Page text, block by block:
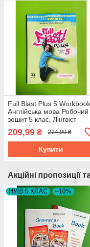
Full Blast Plus 5 Workbook
Англійська мова Робочий
зошит 5 клас, Лінгвіст
209,99 ₴ 224,99 ₴
Купити
Акційні пропозиції
НУШ 5 КЛАС –10%